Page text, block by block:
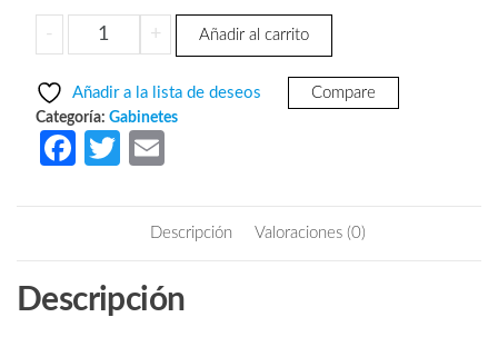
precio
original
$1,552.51.
precio
$1,032.52.
-
SBETECH
SBE-
GABINETE
METALICO
/
ANCHO
+ Añadir al carrito
Añadir a la lista de deseos Compare
Categoría: Gabinetes
Fa
o
T
itt
ail
Descripción Valoraciones (0)
Descripción